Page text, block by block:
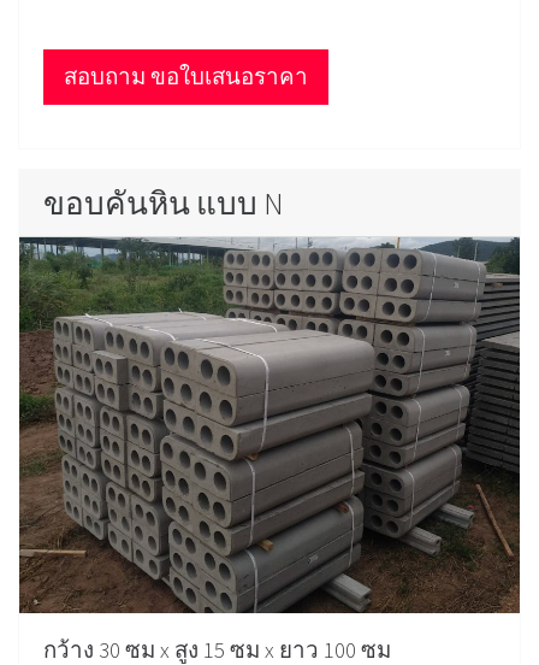
สอบถาม ขอใบเสนอราคา
ขอบคันหิน แบบ N
กว้าง 30 ซม x สูง 15 ซม x ยาว 100 ซม